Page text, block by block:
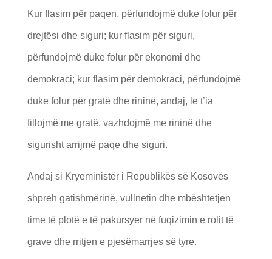
Kur flasim për paqen, përfundojmë duke folur për
drejtësi dhe siguri; kur flasim për siguri,
përfundojmë duke folur për ekonomi dhe
demokraci; kur flasim për demokraci, përfundojmë
duke folur për gratë dhe rininë, andaj, le t’ia
fillojmë me gratë, vazhdojmë me rininë dhe
sigurisht arrijmë paqe dhe siguri.
Andaj si Kryeministër i Republikës së Kosovës
shpreh gatishmërinë, vullnetin dhe mbështetjen
time të plotë e të pakursyer në fuqizimin e rolit të
grave dhe rritjen e pjesëmarrjes së tyre.